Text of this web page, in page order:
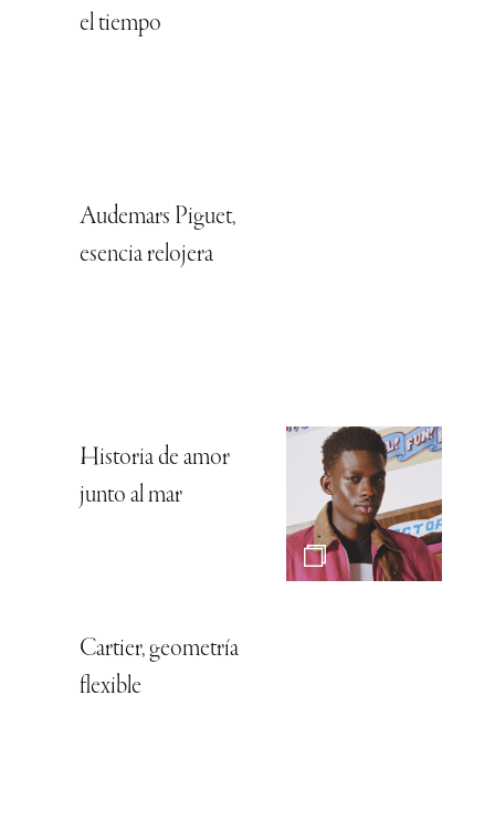
el tiempo
Audemars Piguet,
esencia relojera
Historia de amor
junto al mar
Cartier, geometría
flexible